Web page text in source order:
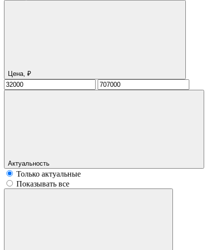
Цена, ₽
Актуальность
Только актуальные
Показывать все